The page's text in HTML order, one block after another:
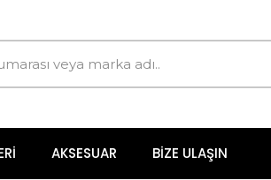
AKSESUAR BIZE ULAŞIN